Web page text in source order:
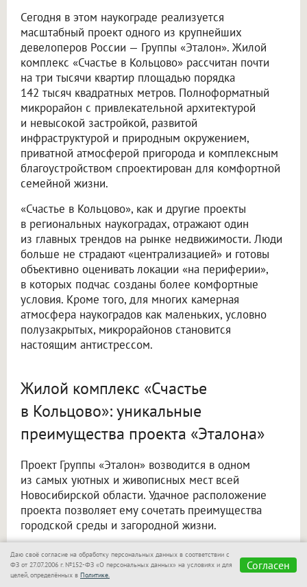
Сегодня в этом наукограде реализуется
масштабный проект одного из крупнейших
девелоперов России — Группы «Эталон». Жилой
комплекс «Счастье в Кольцово» рассчитан почти
на три тысячи квартир площадью порядка
142 тысяч квадратных метров. Полноформатный
микрорайон с привлекательной архитектурой
и невысокой застройкой, развитой
инфраструктурой и природным окружением,
приватной атмосферой пригорода и комплексным
благоустройством спроектирован для комфортной
семейной жизни.
«Счастье в Кольцово», как и другие проекты
в региональных наукоградах, отражают один
из главных трендов на рынке недвижимости. Люди
больше не страдают «централизацией» и готовы
объективно оценивать локации «на периферии»,
в которых подчас созданы более комфортные
условия. Кроме того, для многих камерная
атмосфера наукоградов как маленьких, условно
полузакрытых, микрорайонов становится
настоящим антистрессом.
Жилой комплекс «Счастье
в Кольцово»: уникальные
преимущества проекта «Эталона»
Проект Группы «Эталон» возводится в одном
из самых уютных и живописных мест всей
Новосибирской области. Удачное расположение
проекта позволяет ему сочетать преимущества
городской среды и загородной жизни.
Даю своё согласие на обработку персональных данных в соответствии с
ФЗ от 27.07.2006 г. №152-ФЗ «О персональных данных» на условиях и для
целей, определённых в Политике.
Согласен